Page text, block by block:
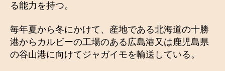
る能力を持つ。
毎年夏から冬にかけて、産地である北海道の十勝
港からカルビーの工場のある広島港又は鹿児島県
の谷山港に向けてジャガイモを輸送している。